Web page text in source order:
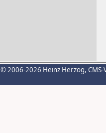
© 2006-2026 Heinz Herzog,